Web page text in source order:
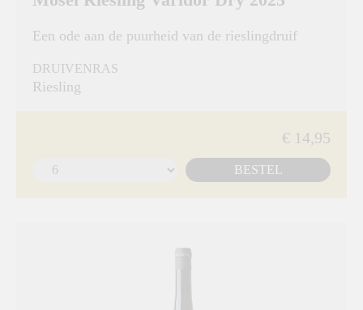
Een ode aan de puurheid van de rieslingdruif
DRUIVENRAS
Riesling
€ 14,95
BESTEL